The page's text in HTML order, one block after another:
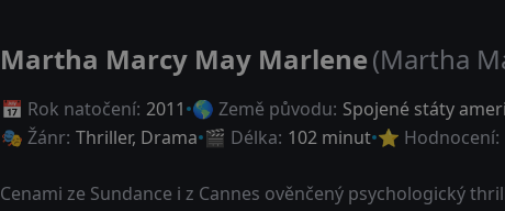
Martha Marcy May Marlene(Martha
📅 Rok natočení: 2011 🌎 Země původu: Spojené státy
🎭 Žánr: Thriller, Drama 🎬 Délka: 102 minut ⭐ Hodnocení:
Cenami ze Sundance i z Cannes ověnčený psychologický